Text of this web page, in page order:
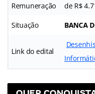
Remuneração de R$
Situação BANCA
Link do edital